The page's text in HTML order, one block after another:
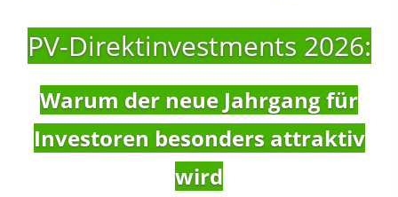
PV-Direktinvestments 2026:
Warum der neue Jahrgang für
Investoren besonders attraktiv
wird